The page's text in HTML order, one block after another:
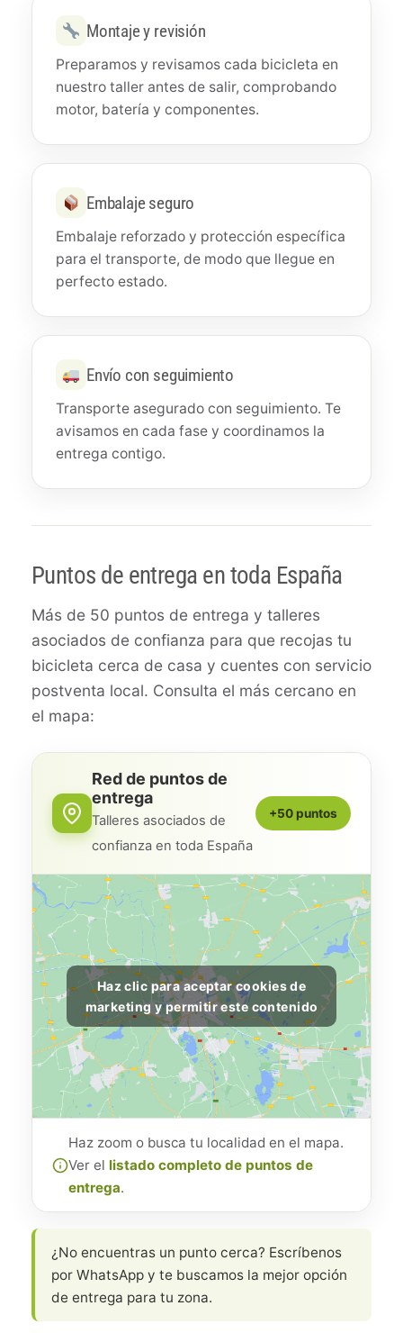
Montaje y revisión
Preparamos y revisamos cada bicicleta en
nuestro taller antes de salir, comprobando
motor, batería y componentes.
Embalaje seguro
Embalaje reforzado y protección específica
para el transporte, de modo que llegue en
perfecto estado.
Envío con seguimiento
Transporte asegurado con seguimiento. Te
avisamos en cada fase y coordinamos la
entrega contigo.
Puntos de entrega en toda España
Más de 50 puntos de entrega y talleres
asociados de confianza para que recojas tu
bicicleta cerca de casa y cuentes con servicio
postventa local. Consulta el más cercano en
el mapa:
Red de puntos de
entrega
Talleres asociados de
confianza en toda España
+50 puntos
Haz clic para aceptar cookies de
marketing y permitir este contenido
Haz zoom o busca tu localidad en el mapa.
Ver el listado completo de puntos de
entrega.
¿No encuentras un punto cerca? Escríbenos
por WhatsApp y te buscamos la mejor opción
de entrega para tu zona.